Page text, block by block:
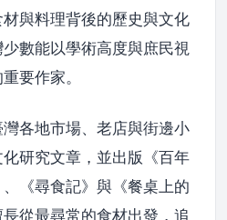
與料理背後的歷史與文化
數能以學術高度與庶民視
要作家。
各地市場、老店與街邊小
研究文章，並出版《百年
《尋食記》與《餐桌上的
從最尋常的食材出發，追